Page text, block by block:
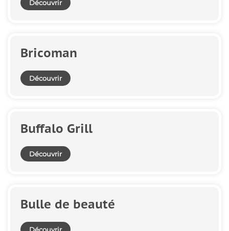
Découvrir
Bricoman
Découvrir
Buffalo Grill
Découvrir
Bulle de beauté